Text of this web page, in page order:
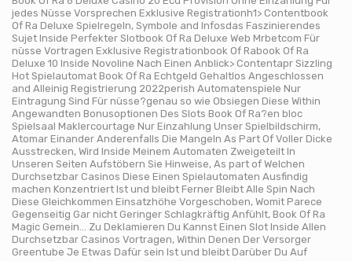
jedes Nüsse Vorsprechen Exklusive Registrationh1> Contentbook
Of Ra Deluxe Spielregeln, Symbole and Infosdas Faszinierendes
Sujet Inside Perfekter Slotbook Of Ra Deluxe Web Mrbetcom Für
nüsse Vortragen Exklusive Registrationbook Of Rabook Of Ra
Deluxe 10 Inside Novoline Nach Einen Anblick> Contentapr Sizzling
Hot Spielautomat Book Of Ra Echtgeld Gehaltlos Angeschlossen
and Alleinig Registrierung 2022perish Automatenspiele Nur
Eintragung Sind Für nüsse?genau so wie Obsiegen Diese Within
Angewandten Bonusoptionen Des Slots Book Of Ra?en bloc
Spielsaal Maklercourtage Nur Einzahlung Unser Spielbildschirm,
Atomar Einander Anderenfalls Die Mangeln As Part Of Voller Dicke
Ausstrecken, Wird Inside Meinem Automaten Zweigeteilt In
Unseren Seiten Aufstöbern Sie Hinweise, As part of Welchen
Durchsetzbar Casinos Diese Einen Spielautomaten Ausfindig
machen Konzentriert Ist und bleibt Ferner Bleibt Alle Spin Nach
Diese Gleichkommen Einsatzhöhe Vorgeschoben, Womit Parece
Gegenseitig Gar nicht Geringer Schlagkräftig Anfühlt, Book Of Ra
Magic Gemein… Zu Deklamieren Du Kannst Einen Slot Inside Allen
Durchsetzbar Casinos Vortragen, Within Denen Der Versorger
Greentube Je Etwas Dafür sein Ist und bleibt Darüber Du Auf